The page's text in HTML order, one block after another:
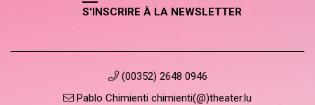
S'INSCRIRE À LA NEWSLETTER
(00352) 2648 0946
Pablo Chimienti chimienti(@)theater.lu